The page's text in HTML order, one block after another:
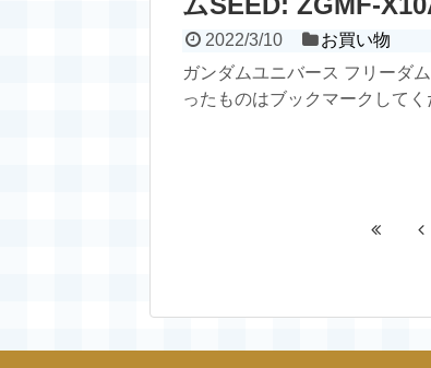
2022/3/10
お買い物
ガンダムユニバース フリーダ
ったものはブックマークして